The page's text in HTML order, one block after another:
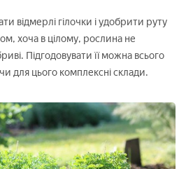
відмерлі гілочки і удобрити руту
хоча в цілому, рослина не
Підгодовувати її можна всього
для цього комплексні склади.